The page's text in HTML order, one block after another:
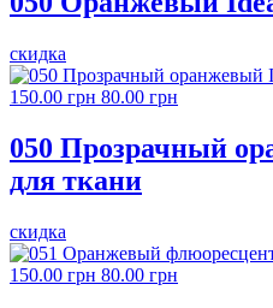
скидка
150.00 грн 80.00 грн
050 Прозрачный
для ткани
скидка
150.00 грн 80.00 грн